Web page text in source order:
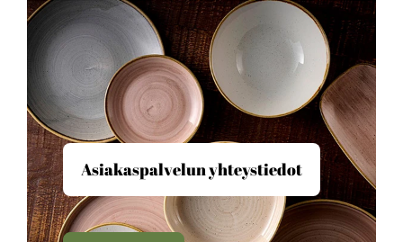
Asiakaspalvelun yhteystiedot